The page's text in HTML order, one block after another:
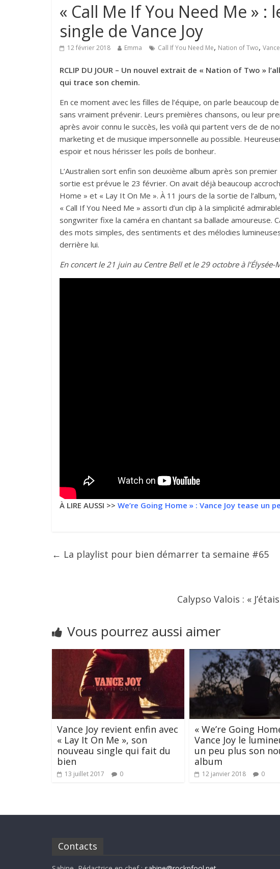
« Call Me If You Need Me » :
single de Vance Joy
12 février 2018 Emma Call If You Need Me, Nation of Two,
RCLIP DU JOUR – Un nouvel extrait de « Nation of Two »
qui trace son chemin.
En ce moment avec les filles de l’équipe, on parle beaucoup
sans vraiment prévenir. Leurs premières chansons, ou leur
après avoir connu le succès, les voilà qui partent vers de de
marketing et de musique impersonnelle au possible.
espoir et nous hérisser les poils de bonheur.
L’Australien sort enfin son deuxième album après son
sortie est prévue le 23 février. On avait déjà beaucoup
Home » et « Lay It On Me ». À 11 jours de la sortie de
« Call If You Need Me » assorti d’un clip à la simplicité
songwriter fixe la caméra en chantant sa ballade amoureuse.
des mots simples, des sentiments et des mélodies
derrière lui.
En concert le 21 juin au Centre Bell et le 29 octobre à l’Élysée-
À LIRE AUSSI >> We’re Going Home » : Vance Joy tease un
← La playlist pour bien démarrer ta semaine #65
Calypso Valois : «
Vous pourrez aussi aimer
Vance Joy revient enfin avec
« Lay It On Me », son
nouveau single qui fait du
bien
13 juillet 2017 0
« We’re Going
Vance Joy le
un peu plus son
album
12 janvier 2018 0
Contacts